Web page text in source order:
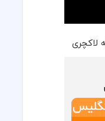
لاکچری